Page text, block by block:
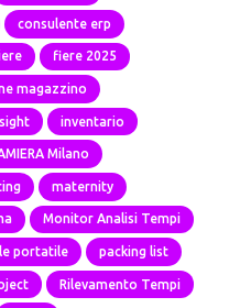
consulente erp
fiere 2025
magazzino
inventario
Milano
maternity
Monitor Analisi Tempi
portatile packing list
Rilevamento Tempi